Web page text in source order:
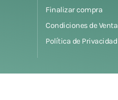
Finalizar compra
Condiciones de Venta
Política de Privacidad